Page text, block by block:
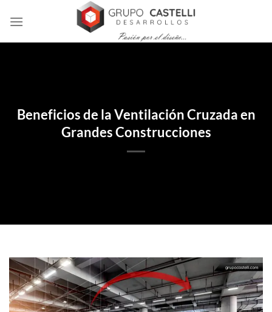
Beneficios de la Ventilación Cruzada en
Grandes Construcciones